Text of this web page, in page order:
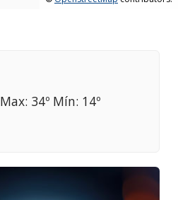
Max: 34º Mín: 14º